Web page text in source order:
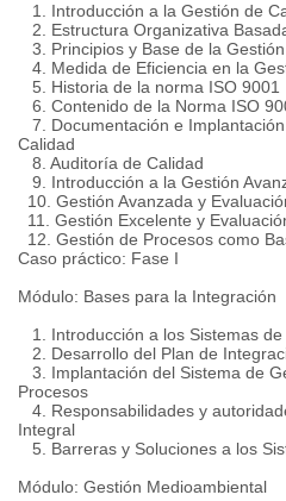
1. Introducción a la Gestión de
2. Estructura Organizativa
3. Principios y Base de la
4. Medida de Eficiencia en la
5. Historia de la norma ISO 9001
6. Contenido de la Norma ISO
7. Documentación e
Calidad
8. Auditoría de Calidad
9. Introducción a la Gestión
10. Gestión Avanzada y
11. Gestión Excelente y
12. Gestión de Procesos como
Caso práctico: Fase I
Módulo: Bases para la Integración
1. Introducción a los Sistemas
2. Desarrollo del Plan de
3. Implantación del Sistema de
Procesos
4. Responsabilidades y
Integral
5. Barreras y Soluciones a los
Módulo: Gestión Medioambiental